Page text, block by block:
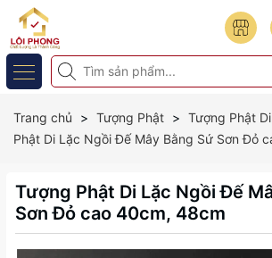
Trang chủ Tượng Phật Tượng Phật
Phật Di Lặc Ngồi Đế Mây Bằng Sứ Sơn Đỏ
Tượng Phật Di Lặc Ngồi Đế
Sơn Đỏ cao 40cm, 48cm